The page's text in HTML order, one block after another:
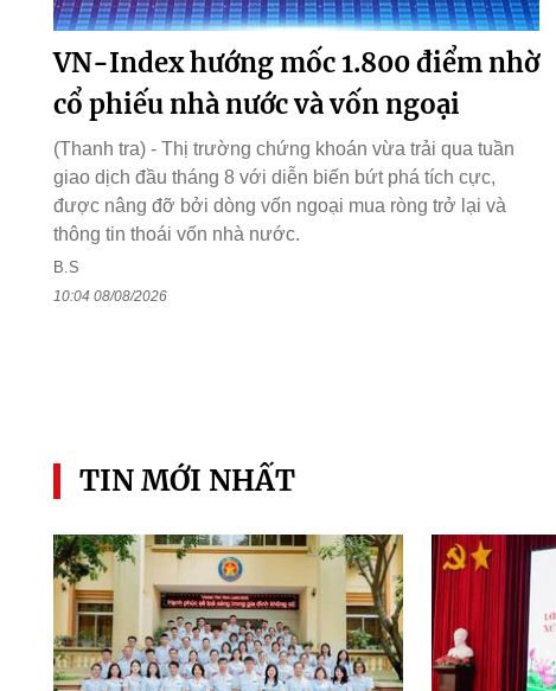
VN-Index hướng mốc 1.800 điểm nhờ
cổ phiếu nhà nước và vốn ngoại
(Thanh tra) - Thị trường chứng khoán vừa trải qua tuần
giao dịch đầu tháng 8 với diễn biến bứt phá tích cực,
được nâng đỡ bởi dòng vốn ngoại mua ròng trở lại và
thông tin thoái vốn nhà nước.
B.S
10:04 08/08/2026
TIN MỚI NHẤT